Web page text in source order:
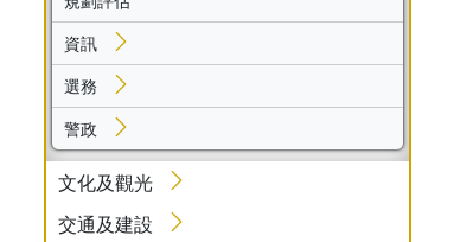
資訊
選務
警政
文化及觀光
交通及建設